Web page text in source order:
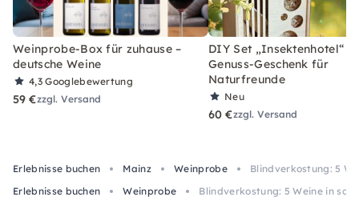
Weinprobe-Box für zuhause –
deutsche Weine
4,3Googlebewertung
59 €zzgl. Versand
DIY Set „Insektenhotel“ –
Genuss-Geschenk für
Naturfreunde
Neu
60 €zzgl. Versand
Erlebnisse buchen Mainz Weinprobe
Blindverkostung: 5
Erlebnisse buchen
Weinprobe Blindverkostung: 5 Weine in